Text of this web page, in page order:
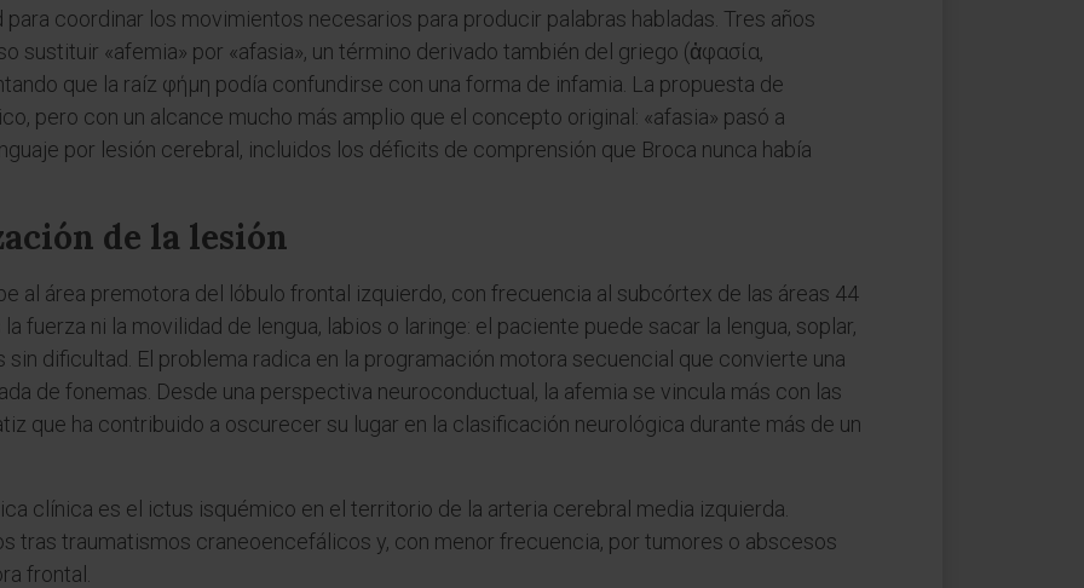
coordinar los movimientos necesarios para producir palabras habladas. Tres años
sustituir «afemia» por «afasia», un término derivado también del griego (ἀφασία,
que la raíz φήμη podía confundirse con una forma de infamia. La propuesta de
pero con un alcance mucho más amplio que el concepto original: «afasia» pasó a
por lesión cerebral, incluidos los déficits de comprensión que Broca nunca había
de la lesión
al área premotora del lóbulo frontal izquierdo, con frecuencia al subcórtex de las áreas 44
fuerza ni la movilidad de lengua, labios o laringe: el paciente puede sacar la lengua, soplar,
dificultad. El problema radica en la programación motora secuencial que convierte una
de fonemas. Desde una perspectiva neuroconductual, la afemia se vincula más con las
que ha contribuido a oscurecer su lugar en la clasificación neurológica durante más de un
clínica es el ictus isquémico en el territorio de la arteria cerebral media izquierda.
tras traumatismos craneoencefálicos y, con menor frecuencia, por tumores o abscesos
frontal.